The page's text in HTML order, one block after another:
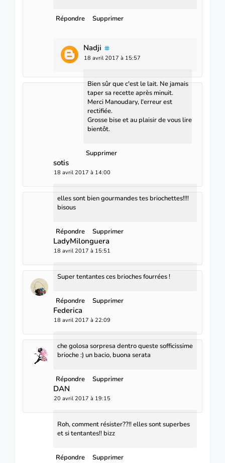
Répondre Supprimer
Nadji
18 avril 2017 à 15:57
Bien sûr que c'est le lait. Ne jamais
taper sa recette après minuit.
Merci Manoudary, l'erreur est
rectifiée.
Grosse bise et au plaisir de vous lire
bientôt.
Supprimer
sotis
18 avril 2017 à 14:00
elles sont bien gourmandes tes briochettes!!!!
bisous
Répondre Supprimer
LadyMilonguera
18 avril 2017 à 15:51
Super tentantes ces brioches fourrées !
Répondre Supprimer
Federica
18 avril 2017 à 22:09
che golosa sorpresa dentro queste sofficissime
brioche :) un bacio, buona serata
Répondre Supprimer
DAN
20 avril 2017 à 19:15
Roh, comment résister??!! elles sont superbes
et si tentantes!! bizz
Répondre Supprimer